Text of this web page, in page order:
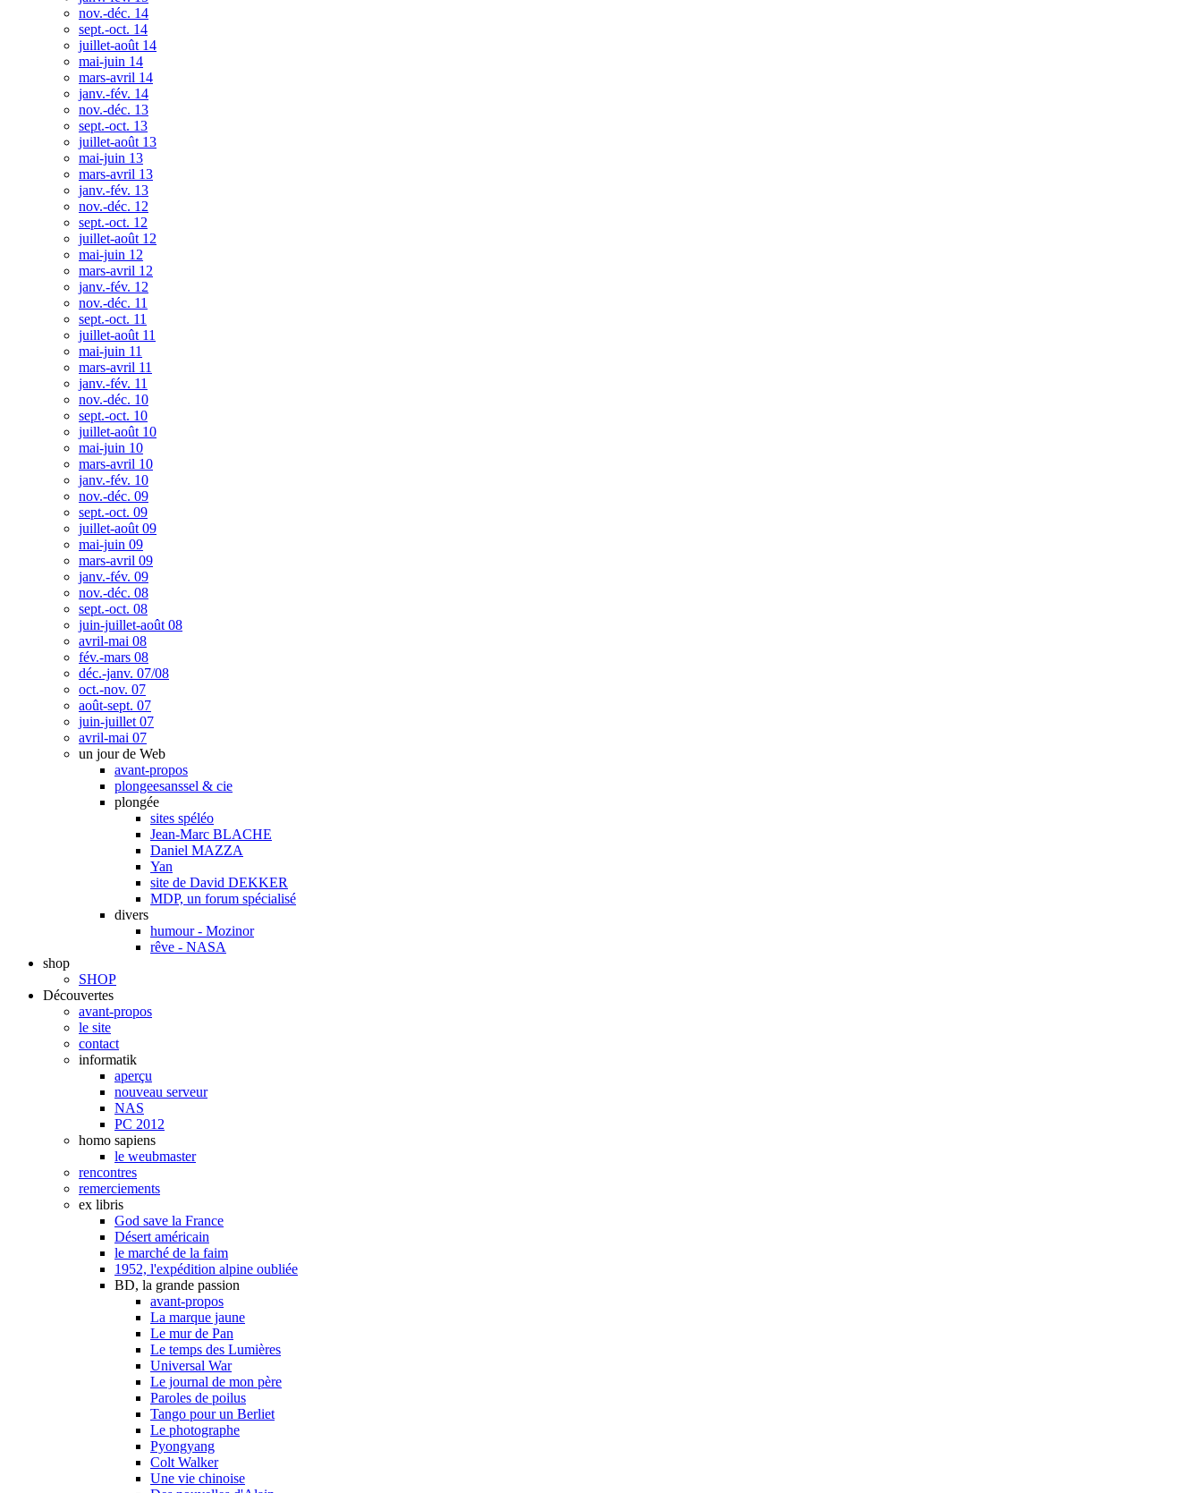
nov.-déc. 14
sept.-oct. 14
juillet-août 14
mai-juin 14
mars-avril 14
janv.-fév. 14
nov.-déc. 13
sept.-oct. 13
juillet-août 13
mai-juin 13
mars-avril 13
janv.-fév. 13
nov.-déc. 12
sept.-oct. 12
juillet-août 12
mai-juin 12
mars-avril 12
janv.-fév. 12
nov.-déc. 11
sept.-oct. 11
juillet-août 11
mai-juin 11
mars-avril 11
janv.-fév. 11
nov.-déc. 10
sept.-oct. 10
juillet-août 10
mai-juin 10
mars-avril 10
janv.-fév. 10
nov.-déc. 09
sept.-oct. 09
juillet-août 09
mai-juin 09
mars-avril 09
janv.-fév. 09
nov.-déc. 08
sept.-oct. 08
juin-juillet-août 08
avril-mai 08
fév.-mars 08
déc.-janv. 07/08
oct.-nov. 07
août-sept. 07
juin-juillet 07
avril-mai 07
un jour de Web
avant-propos
plongeesanssel & cie
plongée
sites spéléo
Jean-Marc BLACHE
Daniel MAZZA
Yan
site de David DEKKER
MDP, un forum spécialisé
divers
humour - Mozinor
rêve - NASA
shop
SHOP
Découvertes
avant-propos
le site
contact
informatik
aperçu
nouveau serveur
NAS
PC 2012
homo sapiens
le weubmaster
rencontres
remerciements
ex libris
God save la France
Désert américain
le marché de la faim
1952, l'expédition alpine oubliée
BD, la grande passion
avant-propos
La marque jaune
Le mur de Pan
Le temps des Lumières
Universal War
Le journal de mon père
Paroles de poilus
Tango pour un Berliet
Le photographe
Pyongyang
Colt Walker
Une vie chinoise